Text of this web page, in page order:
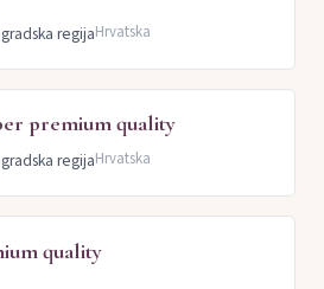
regijaHrvatska
premium quality
regijaHrvatska
quality